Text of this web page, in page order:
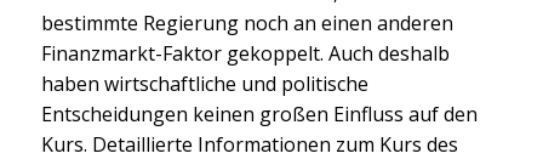
bestimmte Regierung noch an einen anderen
Finanzmarkt-Faktor gekoppelt. Auch deshalb
haben wirtschaftliche und politische
Entscheidungen keinen großen Einfluss auf den
Kurs. Detaillierte Informationen zum Kurs des